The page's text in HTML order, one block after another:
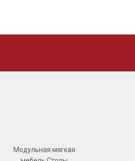
Модульная мягкая